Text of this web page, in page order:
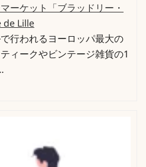
ーケット「ブラッドリー・
Lille
行われるヨーロッパ最大の
ィークやビンテージ雑貨の1